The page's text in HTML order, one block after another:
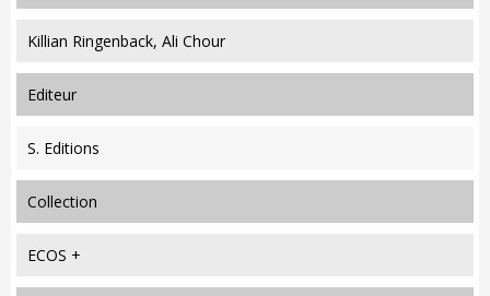
Killian Ringenback, Ali Chour
editeur
S. Editions
collection
ECOS +